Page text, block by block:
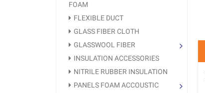
FOAM
FLEXIBLE DUCT
GLASS FIBER CLOTH
GLASSWOOL FIBER
INSULATION ACCESSORIES
NITRILE RUBBER INSULATION
PANELS FOAM ACCOUSTIC